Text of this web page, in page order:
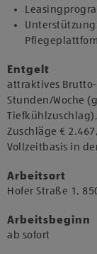
Entgelt
attraktives
Stunden/Woche
Zuschläge €
Vollzeitbasis in
Arbeitsort
​Hofer Straße 1,
Arbeitsbeginn
​ab sofort​